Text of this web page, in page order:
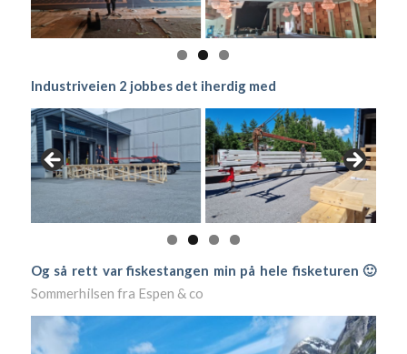
Industriveien 2 jobbes det iherdig med
Og så rett var fiskestangen min på hele fisketuren 🙂
Sommerhilsen fra Espen & co